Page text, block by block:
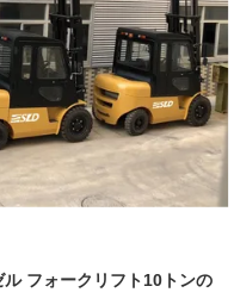
フォークリフト10トンの